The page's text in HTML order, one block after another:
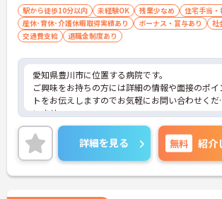
駅から徒歩10分以内 未経験OK 残業少なめ 住宅手当・
産休･育休･介護休暇取得実績あり
ボーナス・賞与あり
社
交通費支給
退職金制度あり
愛知県豊川市に位置する病院です。
ご興味をお持ちの方には詳細の情報や面接のポイ
トをお伝えしますのでお気軽にお問い合わせくだ
いませ。
詳細を見る 無料 紹介